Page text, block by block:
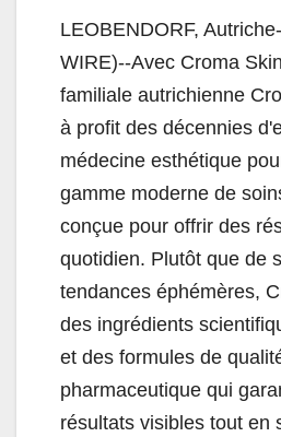
LEOBENDORF,
WIRE)--Avec Croma
familiale autrichienne
à profit des décennies
médecine esthétique
gamme moderne de
conçue pour offrir des
quotidien. Plutôt que de
tendances éphémères,
des ingrédients
et des formules de
pharmaceutique qui
résultats visibles tout en